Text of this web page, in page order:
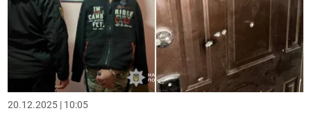
20.12.2025 | 10:05